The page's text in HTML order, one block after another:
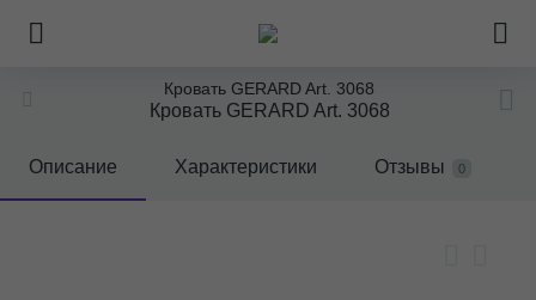
Кровать GERARD Art. 3068
Кровать GERARD Art. 3068
Описание Характеристики Отзывы 0